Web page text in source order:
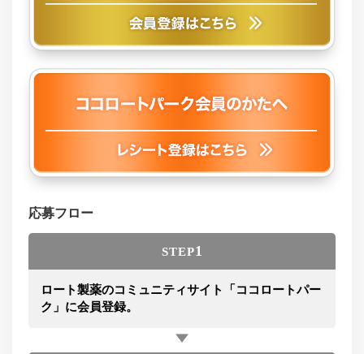
応募フロー
STEP1
ロート製薬のコミュニティサイト「ココロートパー
ク」に会員登録。